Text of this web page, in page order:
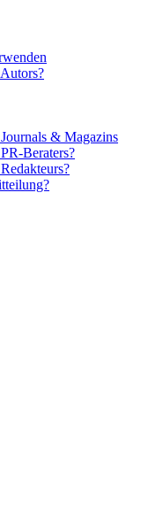
& Magazins
Beraters?